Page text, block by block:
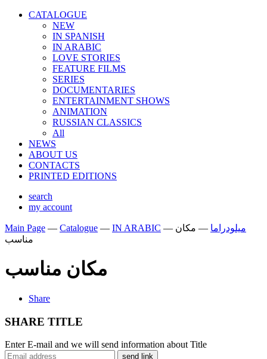
CATALOGUE
NEW
IN SPANISH
IN ARABIС
LOVE STORIES
FEATURE FILMS
SERIES
DOCUMENTARIES
ENTERTAINMENT SHOWS
ANIMATION
RUSSIAN CLASSICS
All
NEWS
ABOUT US
CONTACTS
PRINTED EDITIONS
search
my account
Main Page — Catalogue — IN ARABIС — ميلودراما — مكان
مناسب
مكان مناسب
Share
SHARE TITLE
Enter E-mail and we will send information about Title
send link